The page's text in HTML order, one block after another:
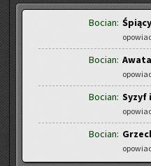
Bocian:
Bocian:
Bocian: Syzyf
Bocian: